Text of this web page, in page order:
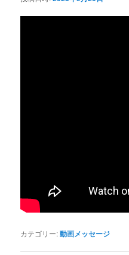
カテゴリー:動画メッセージ